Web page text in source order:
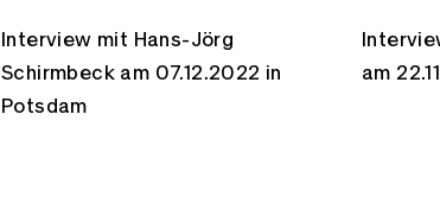
Interview mit Hans-Jörg
Schirmbeck am 07.12.2022 in
Potsdam
am